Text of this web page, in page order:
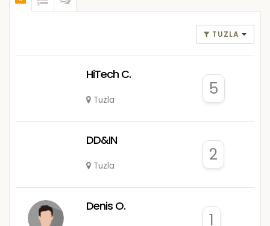
TUZLA
HiTech C.
Tuzla
5
DD&IN
Tuzla
2
Denis O.
1